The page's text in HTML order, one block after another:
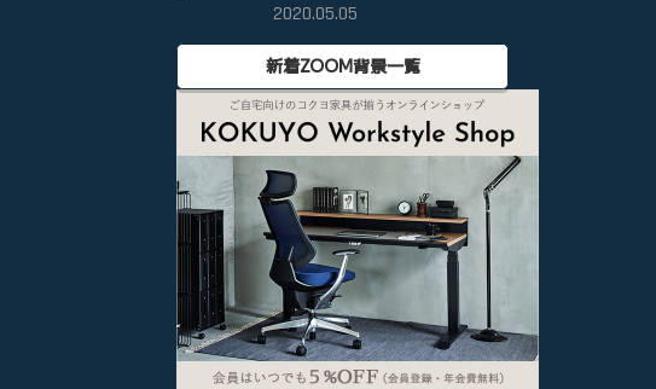
2020.05.05
新着ZOOM背景一覧